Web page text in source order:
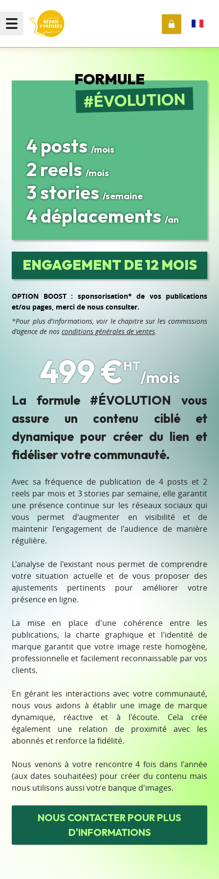
FORMULE
ÉVOLUTION
4 posts/mois
2 reels/mois
3 stories/semaine
4 déplacements/an
ENGAGEMENT DE 12 MOIS
OPTION BOOST : sponsorisation* de vos publications
et/ou pages, merci de nous consulter.
*Pour plus d'informations, voir le chapitre sur les commissions
d'agence de nos conditions générales de ventes.
499 €HT
/mois
La formule #ÉVOLUTION vous
assure un contenu ciblé et
dynamique pour créer du lien et
fidéliser votre communauté.
Avec sa fréquence de publication de 4 posts et 2
reels par mois et 3 stories par semaine, elle garantit
une présence continue sur les réseaux sociaux qui
vous permet d'augmenter en visibilité et de
maintenir l'engagement de l'audience de manière
régulière.
L'analyse de l'existant nous permet de comprendre
votre situation actuelle et de vous proposer des
ajustements pertinents pour améliorer votre
présence en ligne.
La mise en place d'une cohérence entre les
publications, la charte graphique et l'identité de
marque garantit que votre image reste homogène,
professionnelle et facilement reconnaissable par vos
clients.
En gérant les interactions avec votre communauté,
nous vous aidons à établir une image de marque
dynamique, réactive et à l'écoute. Cela crée
également une relation de proximité avec les
abonnés et renforce la fidélité.
Nous venons à votre rencontre 4 fois dans l'année
(aux dates souhaitées) pour créer du contenu mais
nous utilisons aussi votre banque d'images.
NOUS CONTACTER POUR PLUS
D'INFORMATIONS